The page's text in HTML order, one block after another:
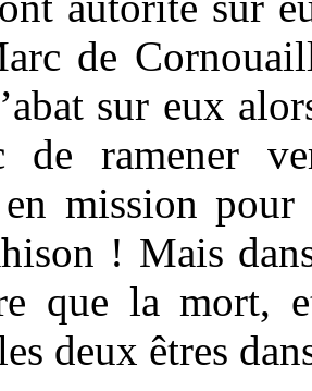
de
sur eux
de ramener
en mission
! Mais
que la mort,
deux êtres